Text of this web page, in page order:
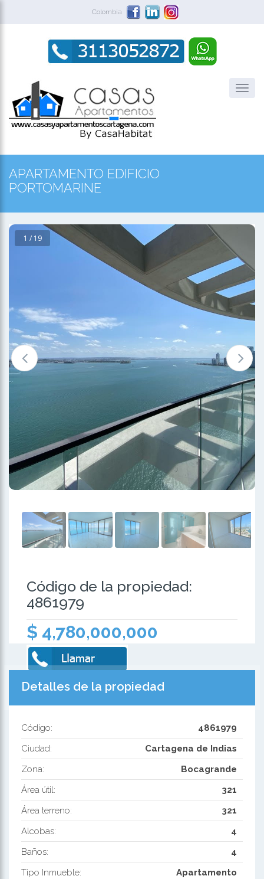
Colombia
APARTAMENTO EDIFICIO
PORTOMARINE
1 / 19
Código de la propiedad:
4861979
$ 4,780,000,000
Detalles de la propiedad
Código:
4861979
Ciudad:
Cartagena de Indias
Zona:
Bocagrande
Área útil:
321
Área terreno:
321
Alcobas:
4
Baños:
4
Tipo Inmueble:
Apartamento